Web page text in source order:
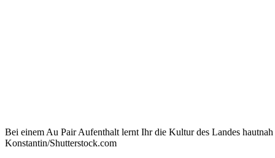
Bei einem Au Pair Aufenthalt lernt Ihr die Kultur des Landes
Konstantin/Shutterstock.com